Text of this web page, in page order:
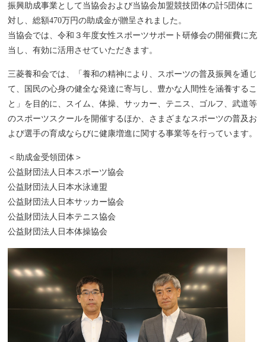
振興助成事業として当協会および当協会加盟競技団体の計5団体に
対し、総額470万円の助成金が贈呈されました。
当協会では、令和３年度女性スポーツサポート研修会の開催費に充
当し、有効に活用させていただきます。
三菱養和会では、「養和の精神により、スポーツの普及振興を通じ
て、国民の心身の健全な発達に寄与し、豊かな人間性を涵養するこ
と」を目的に、スイム、体操、サッカー、テニス、ゴルフ、武道等
のスポーツスクールを開催するほか、さまざまなスポーツの普及お
よび選手の育成ならびに健康増進に関する事業等を行っています。
＜助成金受領団体＞
公益財団法人日本スポーツ協会
公益財団法人日本水泳連盟
公益財団法人日本サッカー協会
公益財団法人日本テニス協会
公益財団法人日本体操協会